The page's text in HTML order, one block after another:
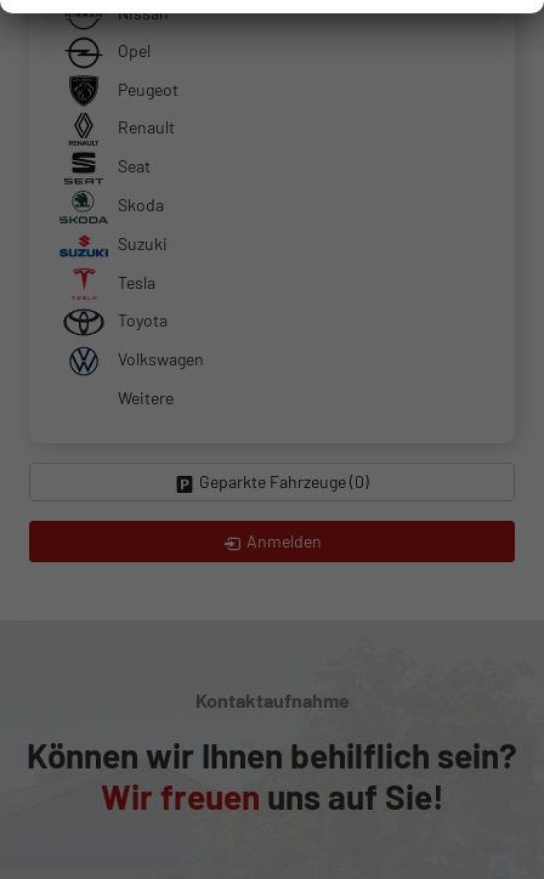
Nissan
Opel
Peugeot
Renault
Seat
Skoda
Suzuki
Tesla
Toyota
Volkswagen
Weitere
Geparkte Fahrzeuge (0)
Anmelden
Kontaktaufnahme
Können wir Ihnen behilflich sein?
Wir freuen uns auf Sie!